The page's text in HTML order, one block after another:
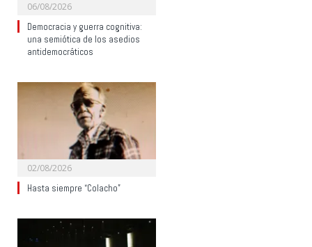
06/08/2026
Democracia y guerra cognitiva:
una semiótica de los asedios
antidemocráticos
02/08/2026
Hasta siempre “Colacho”